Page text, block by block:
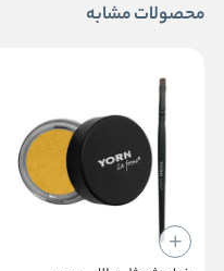
محصولات مشابه